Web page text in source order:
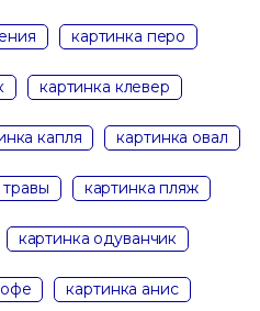
картинка перо
картинка клевер
капля картинка овал
картинка пляж
картинка одуванчик
картинка анис